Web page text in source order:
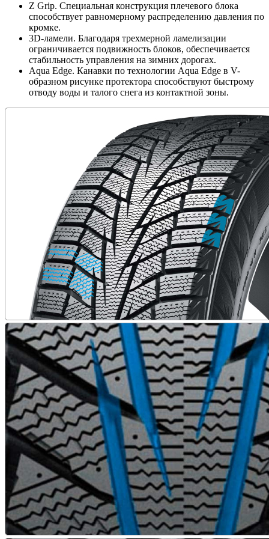
Z Grip. Специальная конструкция плечевого блока
способствует равномерному распределению давления по
кромке.
3D-ламели. Благодаря трехмерной ламелизации
ограничивается подвижность блоков, обеспечивается
стабильность управления на зимних дорогах.
Aqua Edge. Канавки по технологии Aqua Edge в V-
образном рисунке протектора способствуют быстрому
отводу воды и талого снега из контактной зоны.